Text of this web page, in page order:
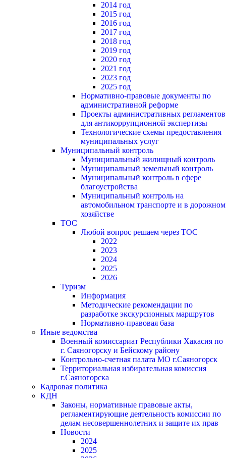
2014 год
2015 год
2016 год
2017 год
2018 год
2019 год
2020 год
2021 год
2023 год
2025 год
Нормативно-правовые документы по
административной реформе
Проекты административных регламентов
для антикоррупционной экспертизы
Технологические схемы предоставления
муниципальных услуг
Муниципальный контроль
Муниципальный жилищный контроль
Муниципальный земельный контроль
Муниципальный контроль в сфере
благоустройства
Муниципальный контроль на
автомобильном транспорте и в дорожном
хозяйстве
ТОС
Любой вопрос решаем через ТОС
2022
2023
2024
2025
2026
Туризм
Информация
Методические рекомендации по
разработке экскурсионных маршрутов
Нормативно-правовая база
Иные ведомства
Военный комиссариат Республики Хакасия по
г. Саяногорску и Бейскому району
Контрольно-счетная палата МО г.Саяногорск
Территориальная избирательная комиссия
г.Саяногорска
Кадровая политика
КДН
Законы, нормативные правовые акты,
регламентирующие деятельность комиссии по
делам несовершеннолетних и защите их прав
Новости
2024
2025